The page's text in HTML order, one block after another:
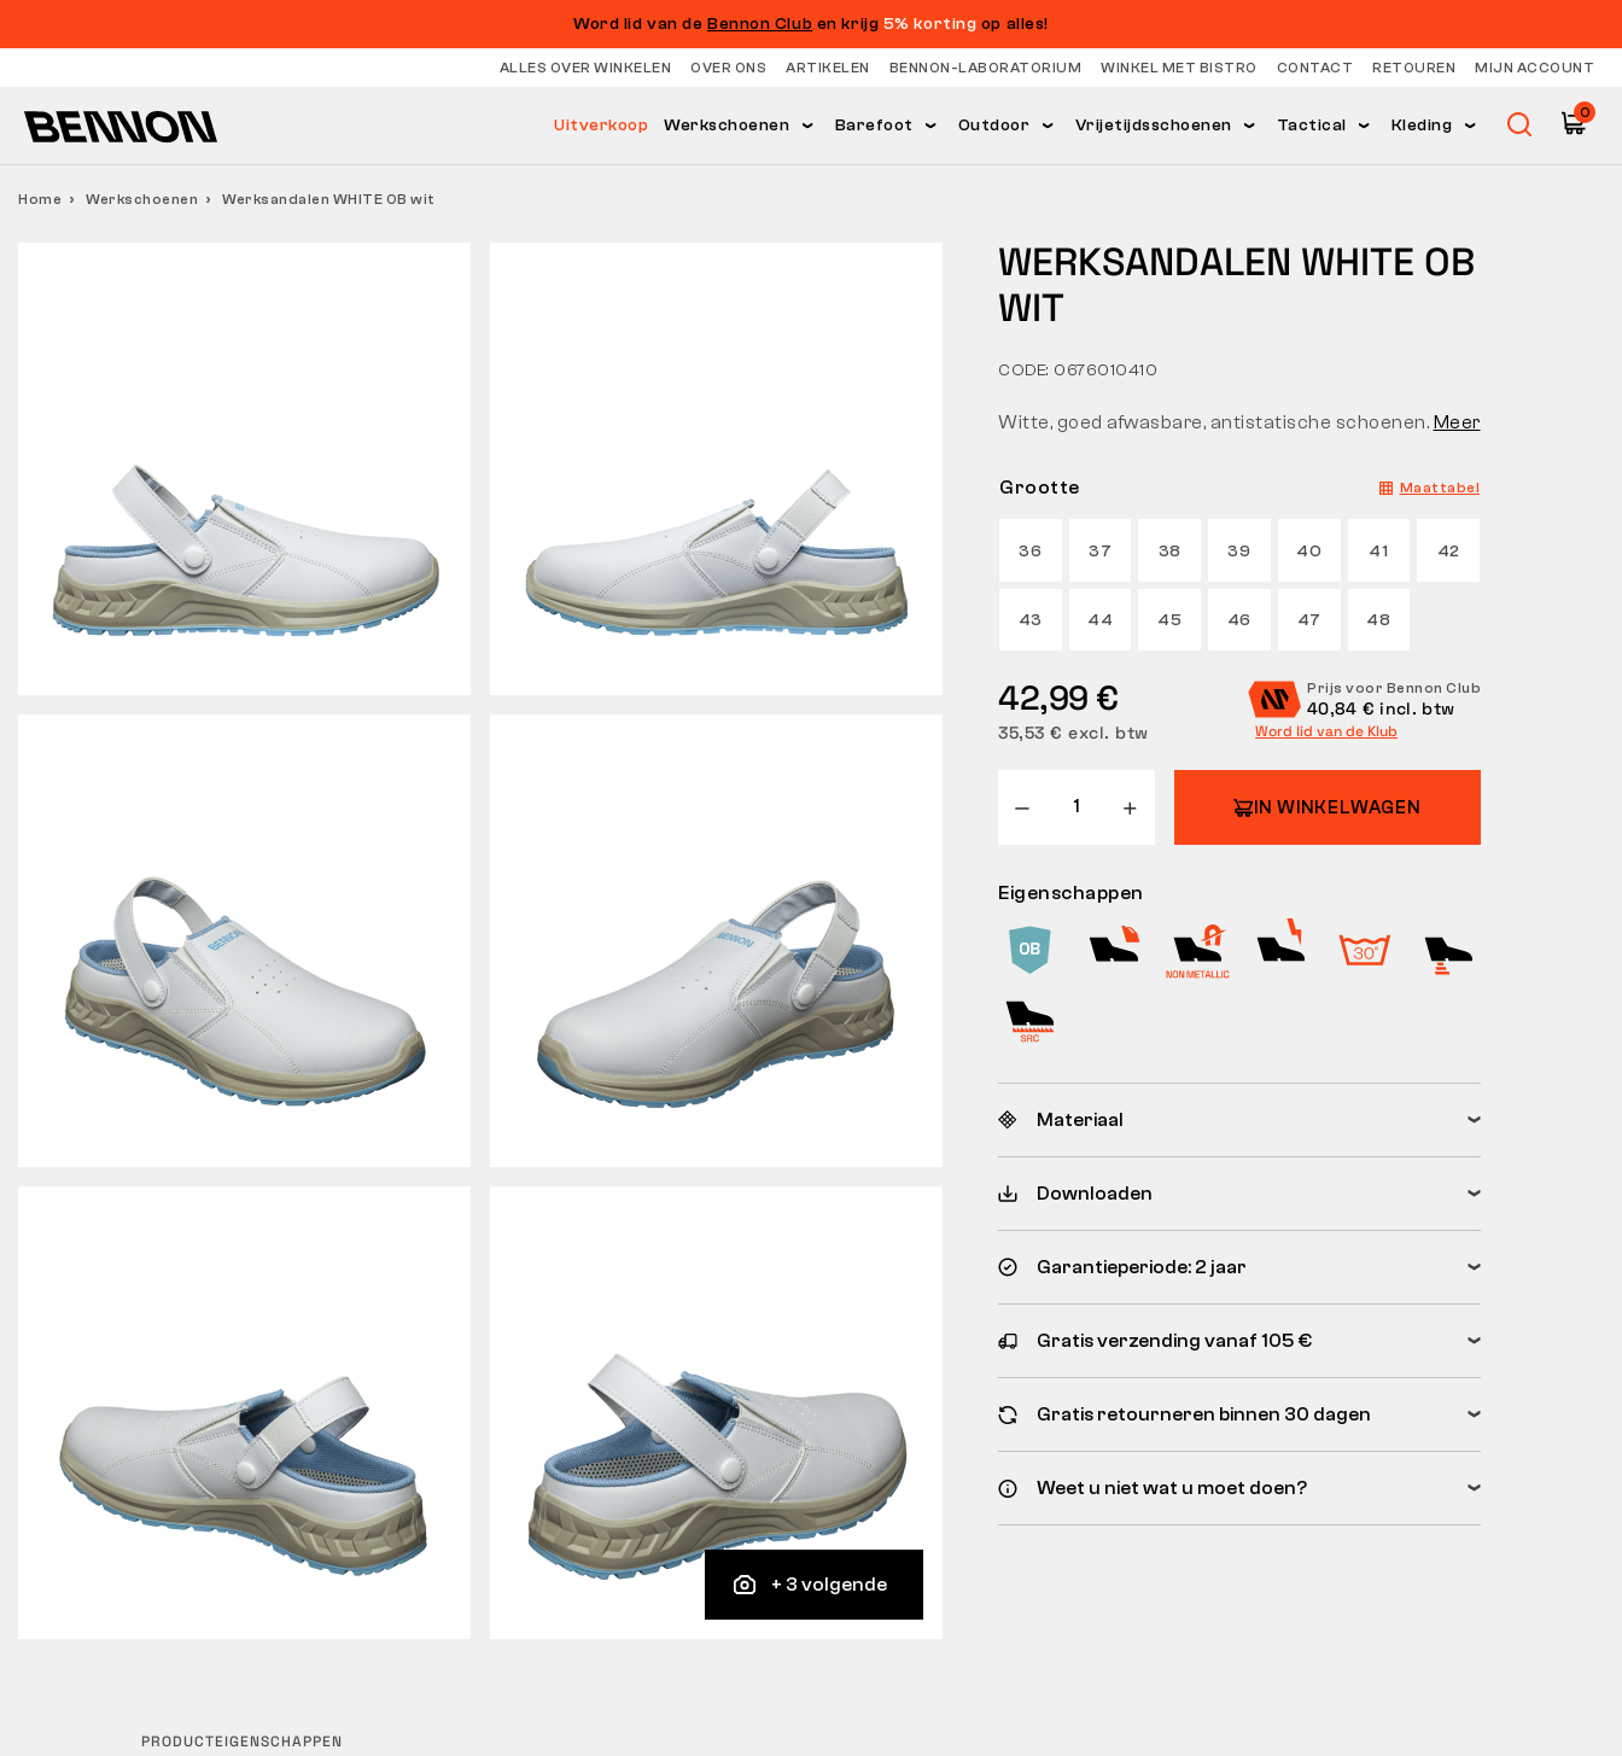
Word lid van de Bennon Club en krijg 5% korting op alles!
ALLES OVER WINKELEN OVER ONS ARTIKELEN BENNON-LABORATORIUM WINKEL MET BISTRO CONTACT RETOUREN MIJN ACCOUNT
Uitverkoop Werkschoenen Barefoot Outdoor Vrijetijdsschoenen Tactical Kleding
0
Home Werkschoenen Werksandalen WHITE OB wit
+ 3 volgende
WERKSANDALEN WHITE OB
WIT
CODE: 0676010410
Grootte Maattabel
36 37 38 39 40 41 42
43 44 45 46 47 48
42,99 €
35,53 € excl. btw
Prijs voor Bennon Club
40,84 € incl. btw
Word lid van de Klub
IN WINKELWAGEN
Eigenschappen
Witte, goed afwasbare, antistatische schoenen. Meer
Materiaal
Downloaden
Garantieperiode: 2 jaar
Gratis verzending vanaf 105 €
Gratis retourneren binnen 30 dagen
Weet u niet wat u moet doen?
PRODUCTEIGENSCHAPPEN